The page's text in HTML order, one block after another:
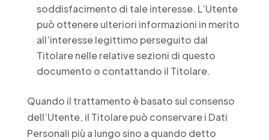
soddisfacimento di tale interesse. L’Utente
può ottenere ulteriori informazioni in merito
all’interesse legittimo perseguito dal
Titolare nelle relative sezioni di questo
documento o contattando il Titolare.
Quando il trattamento è basato sul consenso
dell’Utente, il Titolare può conservare i Dati
Personali più a lungo sino a quando detto